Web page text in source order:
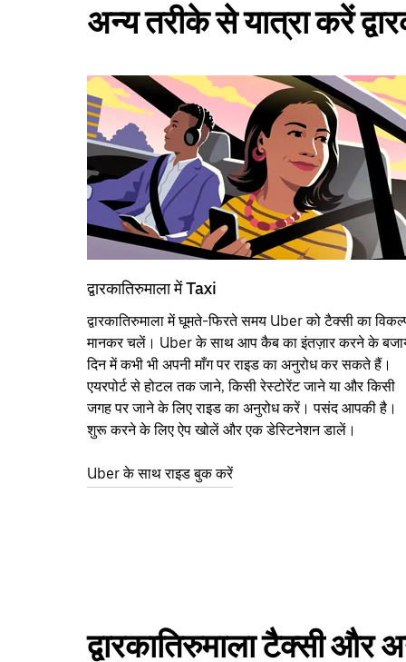
अन्य तरीके से यात्रा करें
द्वारकातिरुमाला में Taxi
द्वारकातिरुमाला में घूमते-फिरते समय Uber को टैक्सी का
मानकर चलें। Uber के साथ आप कैब का इंतज़ार करने के
दिन में कभी भी अपनी माँग पर राइड का अनुरोध कर सकते हैं।
एयरपोर्ट से होटल तक जाने, किसी रेस्टोरेंट जाने या और किसी
जगह पर जाने के लिए राइड का अनुरोध करें। पसंद आपकी है।
शुरू करने के लिए ऐप खोलें और एक डेस्टिनेशन डालें।
Uber के साथ राइड बुक करें
द्वारकातिरुमाला टैक्सी और